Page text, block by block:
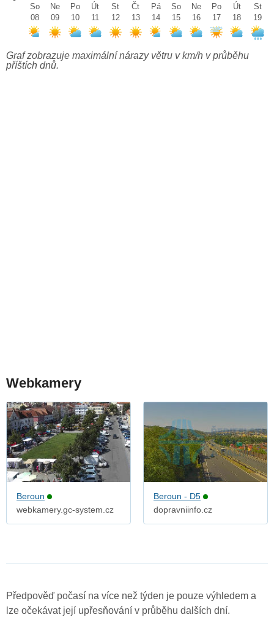
So
08
Ne
09
Po
10
Út
11
St
12
Čt
13
Pá
14
So
15
Ne
16
Po
17
Út
18
St
19
Graf zobrazuje maximální nárazy větru v km/h v průběhu
příštích dnů.
Webkamery
Beroun
webkamery.gc-system.cz
Beroun - D5
dopravniinfo.cz
Předpověď počasí na více než týden je pouze výhledem a
lze očekávat její upřesňování v průběhu dalších dní.